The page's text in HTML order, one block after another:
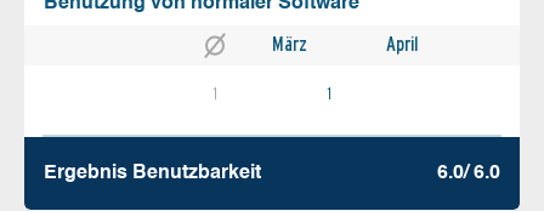
März April
1 1
Ergebnis Benutz­barkeit 6.0/ 6.0